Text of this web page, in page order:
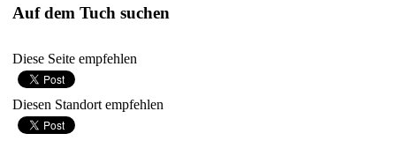
Auf dem Tuch suchen
Diese Seite empfehlen
Diesen Standort empfehlen